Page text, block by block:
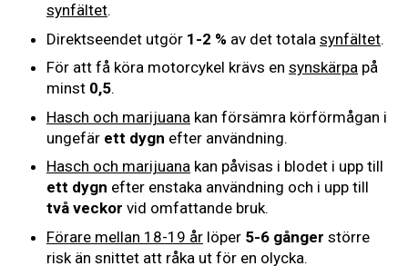
synfältet.
Direktseendet utgör 1-2 % av det totala synfältet.
För att få köra motorcykel krävs en synskärpa på
minst 0,5.
Hasch och marijuana kan försämra körförmågan i
ungefär ett dygn efter användning.
Hasch och marijuana kan påvisas i blodet i upp till
ett dygn efter enstaka användning och i upp till
två veckor vid omfattande bruk.
Förare mellan 18-19 år löper 5-6 gånger större
risk än snittet att råka ut för en olycka.